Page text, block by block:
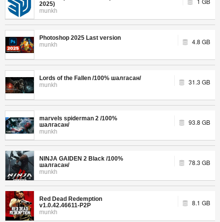
2025)
munkh
Photoshop 2025 Last version
munkh
4.8 GB
Lords of the Fallen /100% шалгасан/
munkh
31.3 GB
marvels spiderman 2 /100%
шалгасан/
munkh
93.8 GB
NINJA GAIDEN 2 Black /100%
шалгасан/
munkh
78.3 GB
Red Dead Redemption
v1.0.42.46611-P2P
munkh
8.1 GB